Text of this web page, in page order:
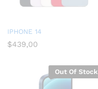
IPHONE 14
$439,00
Out Of Stock